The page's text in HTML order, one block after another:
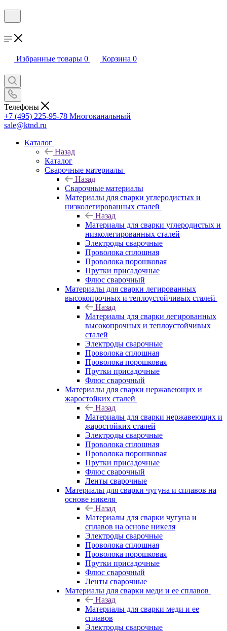
Избранные товары 0 Корзина 0
Телефоны
+7 (495) 225-95-78 Многоканальный
sale@ktnd.ru
Каталог
Назад
Каталог
Сварочные материалы
Назад
Сварочные материалы
Материалы для сварки углеродистых и
низколегированных сталей
Назад
Материалы для сварки углеродистых и
низколегированных сталей
Электроды сварочные
Проволока сплошная
Проволока порошковая
Прутки присадочные
Флюс сварочный
Материалы для сварки легированных
высокопрочных и теплоустойчивых сталей
Назад
Материалы для сварки легированных
высокопрочных и теплоустойчивых
сталей
Электроды сварочные
Проволока сплошная
Проволока порошковая
Прутки присадочные
Флюс сварочный
Материалы для сварки нержавеющих и
жаростойких сталей
Назад
Материалы для сварки нержавеющих и
жаростойких сталей
Электроды сварочные
Проволока сплошная
Проволока порошковая
Прутки присадочные
Флюс сварочный
Ленты сварочные
Материалы для сварки чугуна и сплавов на
основе никеля
Назад
Материалы для сварки чугуна и
сплавов на основе никеля
Электроды сварочные
Проволока сплошная
Проволока порошковая
Прутки присадочные
Флюс сварочный
Ленты сварочные
Материалы для сварки меди и ее сплавов
Назад
Материалы для сварки меди и ее
сплавов
Электроды сварочные